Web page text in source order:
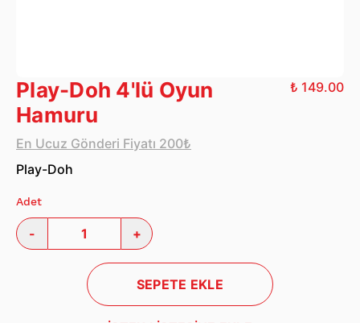
Play-Doh 4'lü Oyun
Hamuru
En Ucuz Gönderi Fiyatı 200₺
₺ 149.00
Play-Doh
Adet
- +
SEPETE EKLE